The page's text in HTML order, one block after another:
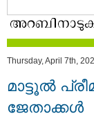
Thursday, April 7th,
മാട്ടൂൽ
ജേതാക്കള്‍